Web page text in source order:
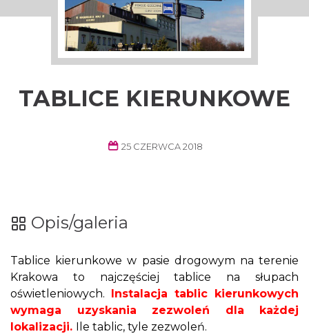
TABLICE KIERUNKOWE
25 CZERWCA 2018
Opis/galeria
Tablice kierunkowe w pasie drogowym na terenie
Krakowa to najczęściej tablice na słupach
oświetleniowych.
Instalacja tablic kierunkowych
wymaga uzyskania zezwoleń dla każdej
lokalizacji.
Ile tablic, tyle zezwoleń.